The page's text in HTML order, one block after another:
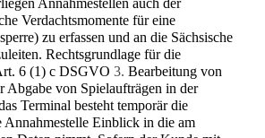
Ver­dachtsmomente für eine
zu erfassen und an die Sächsische
Rechtsgrundlage für die
6 (1) c DSGVO 3. Bearbeitung von
Abgabe von Spielaufträgen in der
Terminal besteht temporär die
Annahmestelle Einblick in die am